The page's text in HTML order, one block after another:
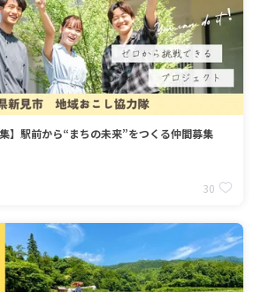
】駅前から“まちの未来”をつくる仲間募集
30